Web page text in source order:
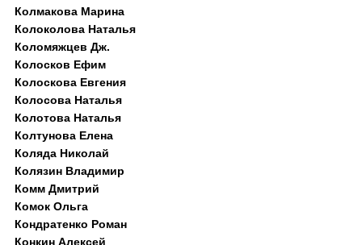
Колмакова Марина
Колоколова Наталья
Коломяжцев Дж.
Колосков Ефим
Колоскова Евгения
Колосова Наталья
Колотова Наталья
Колтунова Елена
Коляда Николай
Колязин Владимир
Комм Дмитрий
Комок Ольга
Кондратенко Роман
Конкин Алексей